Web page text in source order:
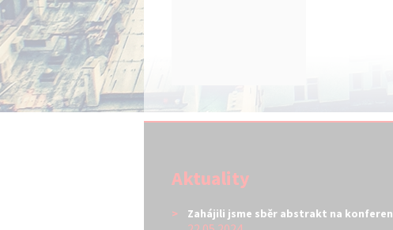
Aktuality
Zahájili jsme sběr abstrakt na